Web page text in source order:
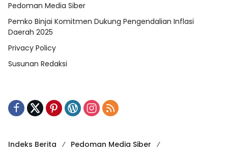
Pedoman Media Siber
Pemko Binjai Komitmen Dukung Pengendalian Inflasi
Daerah 2025
Privacy Policy
Susunan Redaksi
Indeks Berita
Pedoman Media Siber